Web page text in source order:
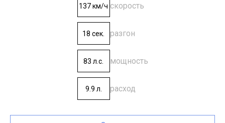
137 км/ч скорость
18 сек. разгон
83 л.с. мощность
9.9 л. расход